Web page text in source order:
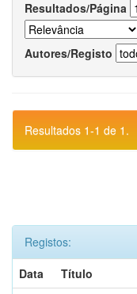
Resultados/Página
Autores/Registo
Resultados 1-1 de 1.
Registos:
Data
Título